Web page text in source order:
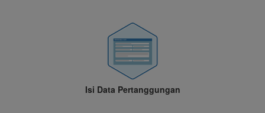
Isi Data Pertanggungan